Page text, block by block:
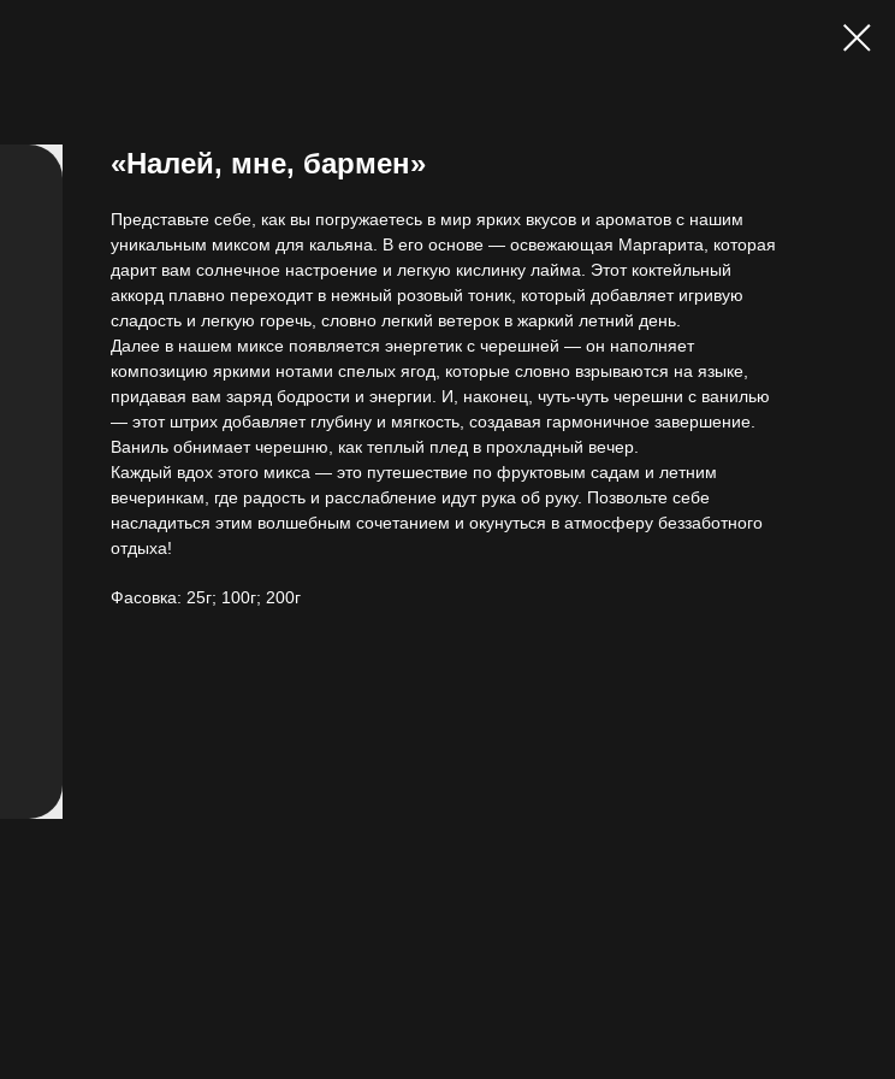
«Налей, мне, бармен»
Представьте себе, как вы погружаетесь в мир ярких вкусов и ароматов с нашим
уникальным миксом для кальяна. В его основе — освежающая Маргарита, которая
дарит вам солнечное настроение и легкую кислинку лайма. Этот коктейльный
аккорд плавно переходит в нежный розовый тоник, который добавляет игривую
сладость и легкую горечь, словно легкий ветерок в жаркий летний день.
Далее в нашем миксе появляется энергетик с черешней — он наполняет
композицию яркими нотами спелых ягод, которые словно взрываются на языке,
придавая вам заряд бодрости и энергии. И, наконец, чуть-чуть черешни с ванилью
— этот штрих добавляет глубину и мягкость, создавая гармоничное завершение.
Ваниль обнимает черешню, как теплый плед в прохладный вечер.
Каждый вдох этого микса — это путешествие по фруктовым садам и летним
вечеринкам, где радость и расслабление идут рука об руку. Позвольте себе
насладиться этим волшебным сочетанием и окунуться в атмосферу беззаботного
отдыха!
Фасовка: 25г; 100г; 200г